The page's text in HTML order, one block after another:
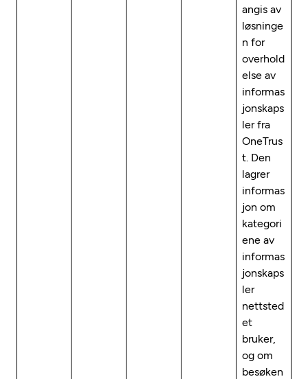
angis av
løsninge
n for
overhold
else av
informas
jonskaps
ler fra
OneTrus
t. Den
lagrer
informas
jon om
kategori
ene av
informas
jonskaps
ler
nettsted
et
bruker,
og om
besøken